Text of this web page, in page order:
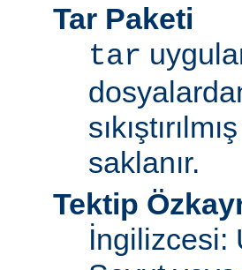
Tar Paketi
tar
saklanır.
Tektip
İngilizcesi: